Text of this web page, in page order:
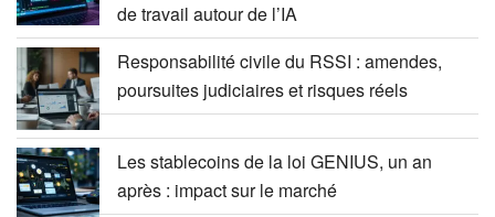
de travail autour de l’IA
Responsabilité civile du RSSI : amendes,
poursuites judiciaires et risques réels
Les stablecoins de la loi GENIUS, un an
après : impact sur le marché